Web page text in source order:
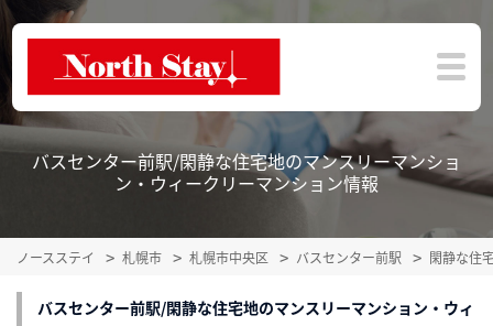
バスセンター前駅/閑静な住宅地のマンスリーマンショ
ン・ウィークリーマンション情報
ノースステイ 札幌市 札幌市中央区 バスセンター前駅 閑静な住
バスセンター前駅/閑静な住宅地のマンスリーマンション・ウィ